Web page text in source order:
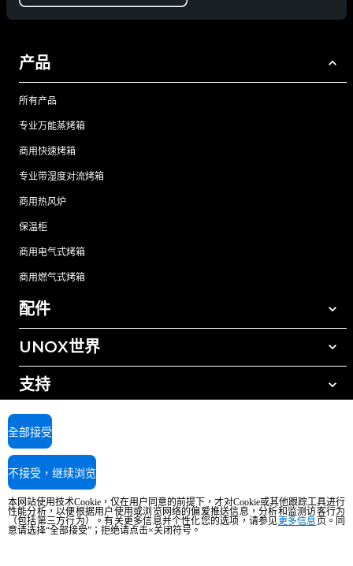
产品
所有产品
专业万能蒸烤箱
商用快速烤箱
专业带湿度对流烤箱
商用热风炉
保温柜
商用电气式烤箱
商用燃气式烤箱
配件
所有配件
手动清洗清洁剂
树脂过滤水处理
反渗透水处理
UNOX世界
我们在全球的办事处
支持
UNOX质保
查找经销商
查找服务中心
版权所有2026 UNOX SpA保留所有权利。Reg.Imp.Padova n°04230750285 -
REA Padova 372835 - Cap.Soc.5.000.000€iv - 增值税/税号04230750285 - IT
WEEE Reg. No. IT08020000000377
AI Content Disclaimer
本网站使用技术Cookie，仅在用户同意的前提下，才对Cookie或其他跟踪工具进行
性能分析，以便根据用户使用或浏览网络的偏爱推送信息，分析和监测访客行为
（包括第三方行为）。有关更多信息并个性化您的选项，请参见更多信息 页。同
意请选择“全部接受”；拒绝请点击×关闭符号。
全部接受
不接受，继续浏览